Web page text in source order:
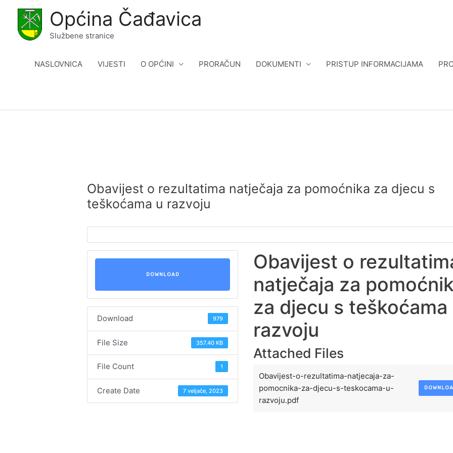
content
Općina Čađavica
Službene stranice
NASLOVNICA VIJESTI O OPĆINI PRORAČUN DOKUMENTI PRISTUP INFORMACIJAMA
Obavijest o rezultatima natječaja za pomoćnika za djecu s
teškoćama u razvoju
DOWNLOAD
Download 979
File Size 357.40 KB
File Count 1
Create Date 7 veljače, 2023
Obavijest o
natječaja za
za djecu s teškoćama
razvoju
Attached Files
Obavijest-o-rezultatima-natjecaja-za-
pomocnika-za-djecu-s-teskocama-u-
razvoju.pdf